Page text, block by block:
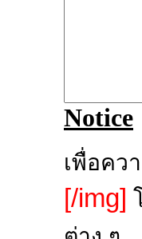
Notice
เพื่อคว
[/img]